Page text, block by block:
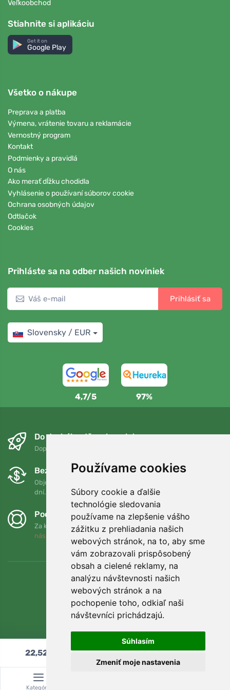
Používame cookies
Súbory cookie a ďalšie
technológie sledovania
používame na zlepšenie vášho
zážitku z prehliadania našich
webových stránok, na to, aby sme
vám zobrazovali prispôsobený
obsah a cielené reklamy, na
analýzu návštevnosti našich
webových stránok a na
pochopenie toho, odkiaľ naši
návštevníci prichádzajú.
Súhlasím
Zmeniť moje nastavenia
Veľkoobchod
Stiahnite si aplikáciu
Get it on
Google Play
Všetko o nákupe
Preprava a platba
Výmena, vrátenie tovaru a reklamácie
Vernostný program
Kontakt
Podmienky a pravidlá
O nás
Ako merať dĺžku chodidla
Vyhlásenie o používaní súborov cookie
Ochrana osobných údajov
Odtlačok
Cookies
Prihláste sa na odber našich noviniek
Prihlásiť sa
Slovensky / EUR
4,7/5 97%
Do druhého dňa a bezplatne
Doprava zadarmo pri objednávkach nad 75 EUR
Bezplatná výmena a vrátenie tovaru
Objednávku môžete kedykoľvek vrátiť alebo vymeniť do 90
dní.
Podporujeme Trees.org
Za každú objednávku zasadíme strom! Prečítajte si viac
nás
22,52 Pridať do košíka
Kategória